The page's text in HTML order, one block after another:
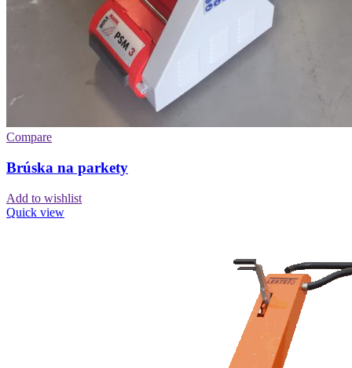
Compare
Brúska na parkety
Add to wishlist
Quick view